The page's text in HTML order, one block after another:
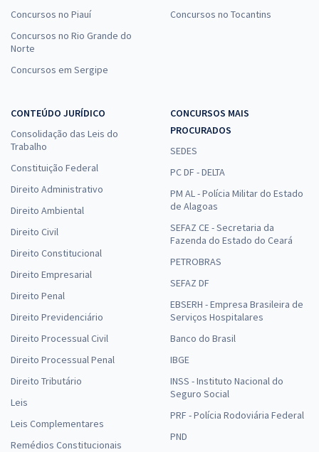
Concursos no Piauí
Concursos no Rio Grande do
Norte
Concursos em Sergipe
Concursos no Tocantins
CONTEÚDO JURÍDICO
Consolidação das Leis do
Trabalho
Constituição Federal
Direito Administrativo
Direito Ambiental
Direito Civil
Direito Constitucional
Direito Empresarial
Direito Penal
Direito Previdenciário
Direito Processual Civil
Direito Processual Penal
Direito Tributário
Leis
Leis Complementares
Remédios Constitucionais
CONCURSOS MAIS
PROCURADOS
SEDES
PC DF - DELTA
PM AL - Polícia Militar do Estado
de Alagoas
SEFAZ CE - Secretaria da
Fazenda do Estado do Ceará
PETROBRAS
SEFAZ DF
EBSERH - Empresa Brasileira de
Serviços Hospitalares
Banco do Brasil
IBGE
INSS - Instituto Nacional do
Seguro Social
PRF - Polícia Rodoviária Federal
PND